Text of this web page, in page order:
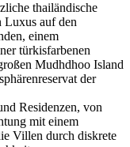
thailändische
Luxus auf den
einem
türkisfarbenen
Mudhdhoo Island
der
Residenzen, von
mit einem
Villen durch diskrete